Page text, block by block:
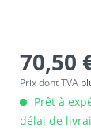
70,50
Prix dont TVA
Prêt à
délai de